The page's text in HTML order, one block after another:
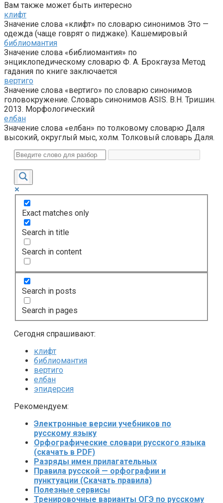
Вам также может быть интересно
клифт
Значение слова «клифт» по словарю синонимов Это —
одежда (чаще говрят о пиджаке). Кашемировый
библиомантия
Значение слова «библиомантия» по
энциклопедическому словарю Ф. А. Брокгауза Метод
гадания по книге заключается
вертиго
Значение слова «вертиго» по словарю синонимов
головокружение. Словарь синонимов ASIS. В.Н. Тришин.
2013. Морфологический
елбан
Значение слова «елбан» по толковому словарю Даля
высокий, округлый мыс, холм. Толковый словарь Даля.
Exact matches only
Search in title
Search in content
Search in posts
Search in pages
Сегодня спрашивают:
клифт
библиомантия
вертиго
елбан
эпидерсия
Рекомендуем:
Электронные версии учебников по
русскому языку
Орфографические словари русского языка
(скачать в PDF)
Разряды имен прилагательных
Правила русской — орфографии и
пунктуации (Скачать правила)
Полезные сервисы
Тренировочные варианты ОГЭ по русскому